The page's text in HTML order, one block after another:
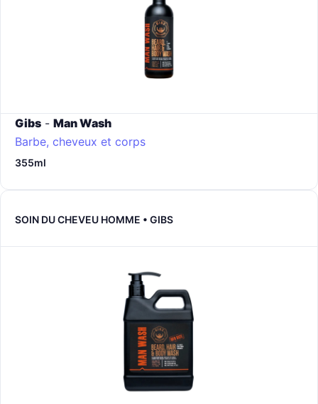
Gibs - Man Wash
Barbe, cheveux et corps
355ml
SOIN DU CHEVEU HOMME • GIBS